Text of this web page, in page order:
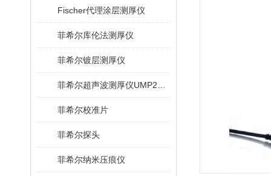
Fischer代理涂层测厚仪
菲希尔库伦法测厚仪
菲希尔镀层测厚仪
菲希尔校准片
菲希尔探头
菲希尔纳米压痕仪